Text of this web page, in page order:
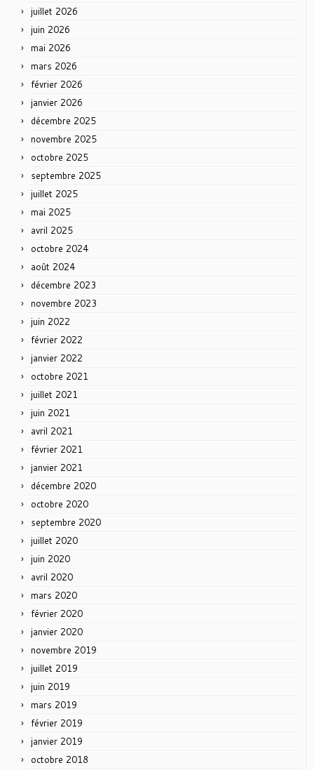
juillet 2026
juin 2026
mai 2026
mars 2026
février 2026
janvier 2026
décembre 2025
novembre 2025
octobre 2025
septembre 2025
juillet 2025
mai 2025
avril 2025
octobre 2024
août 2024
décembre 2023
novembre 2023
juin 2022
février 2022
janvier 2022
octobre 2021
juillet 2021
juin 2021
avril 2021
février 2021
janvier 2021
décembre 2020
octobre 2020
septembre 2020
juillet 2020
juin 2020
avril 2020
mars 2020
février 2020
janvier 2020
novembre 2019
juillet 2019
juin 2019
mars 2019
février 2019
janvier 2019
octobre 2018